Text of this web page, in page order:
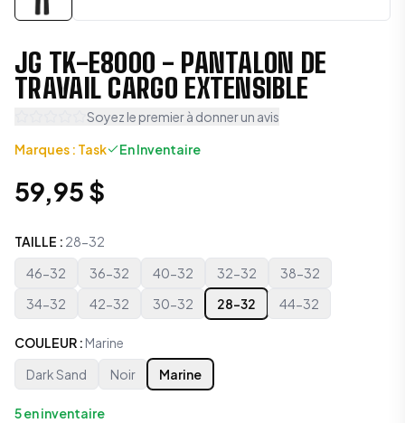
JG TK-E8000 - PANTALON DE
TRAVAIL CARGO EXTENSIBLE
Soyez le premier à donner un avis
Marques : Task En Inventaire
59,95 $
TAILLE : 28-32
46-32
36-32 40-32 32-32
38-32
34-32
42-32 30-32 28-32 44-32
COULEUR : Marine
Dark Sand
Noir Marine
5en inventaire